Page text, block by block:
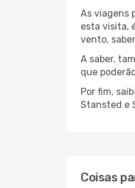
As viagens
esta visita,
vento,
A saber,
que
Por fim,
Stansted e
Coisas